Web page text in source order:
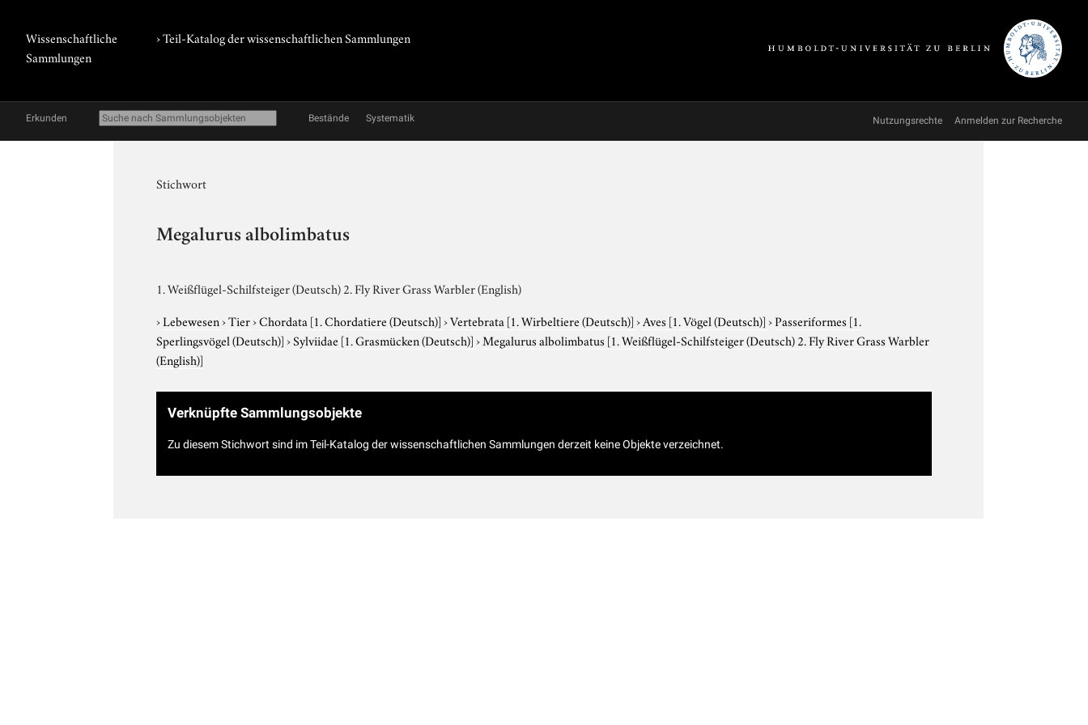
Wissenschaftliche
Sammlungen
› Teil-Katalog der wissenschaftlichen Sammlungen
Erkunden Bestände Systematik Nutzungsrechte Anmelden zur Recherche
Stichwort
Megalurus albolimbatus
1. Weißflügel-Schilfsteiger (Deutsch) 2. Fly River Grass Warbler (English)
›Lebewesen›Tier›Chordata [1. Chordatiere (Deutsch)]›Vertebrata [1. Wirbeltiere (Deutsch)]›Aves [1. Vögel (Deutsch)]›Passeriformes [1.
Sperlingsvögel (Deutsch)]›Sylviidae [1. Grasmücken (Deutsch)]›Megalurus albolimbatus [1. Weißflügel-Schilfsteiger (Deutsch) 2. Fly River Grass Warbler
(English)]
Verknüpfte Sammlungsobjekte
Zu diesem Stichwort sind im Teil-Katalog der wissenschaftlichen Sammlungen derzeit keine Objekte verzeichnet.